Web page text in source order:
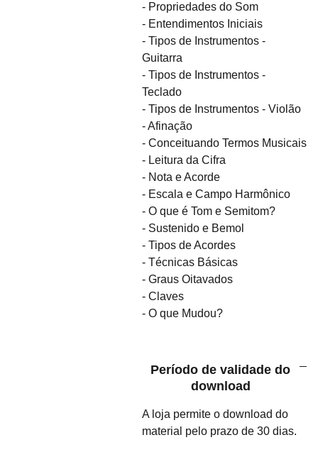
- Propriedades do Som
- Entendimentos Iniciais
- Tipos de Instrumentos -
Guitarra
- Tipos de Instrumentos -
Teclado
- Tipos de Instrumentos - Violão
- Afinação
- Conceituando Termos Musicais
- Leitura da Cifra
- Nota e Acorde
- Escala e Campo Harmônico
- O que é Tom e Semitom?
- Sustenido e Bemol
- Tipos de Acordes
- Técnicas Básicas
- Graus Oitavados
- Claves
- O que Mudou?
Período de validade do
download
A loja permite o download do
material pelo prazo de 30 dias.